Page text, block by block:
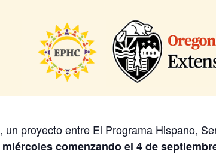
proyecto entre El Programa Hispano,
comenzando el 4 de